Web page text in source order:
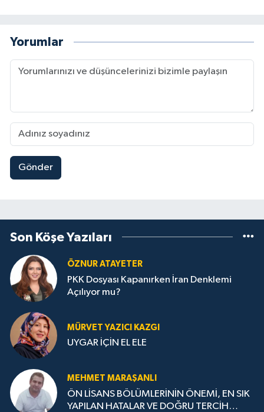
Yorumlar
Gönder
Son Köşe Yazıları
ÖZNUR ATAYETER
PKK Dosyası Kapanırken İran Denklemi
Açılıyor mu?
MÜRVET YAZICI KAZGI
UYGAR İÇİN EL ELE
MEHMET MARAŞANLI
ÖN LİSANS BÖLÜMLERİNİN ÖNEMİ, EN SIK
YAPILAN HATALAR VE DOĞRU TERCİH